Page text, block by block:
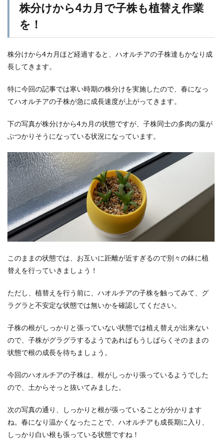
株分けから4カ月で子株も植替え作業
を！
株分けから4カ月ほど経過すると、ハオルチアの子株達もかなり成
長してきます。
特に今回の記事では寒い時期の株分けを実施したので、春になっ
てハオルチアの子株が急に成長速度が上がってきます。
下の写真が株分けから4カ月の状態ですが、子株同士の多肉の葉が
ぶつかりそうになっている状況になっています。
このままの状態では、お互いに距離が近すぎるので別々の鉢に植
替えを行っていきましょう！
ただし、植替えを行う前に、ハオルチアの子株を触ってみて、グ
ラグラと不安定な状態では無いかを確認してください。
子株の根がしっかりと張っていない状態では植え替えが出来ない
ので、子株がグラグラするようであればもうしばらくそのままの
状態で根の成長を待ちましょう。
今回のハオルチアの子株は、根がしっかり張っているようでした
ので、土からそっと抜いてみました。
次の写真の通り、しっかりと根が張っていることが分かります
ね。春になり温かくなったことで、ハオルチアも成長期に入り、
しっかり白い根も張っている状態ですね！